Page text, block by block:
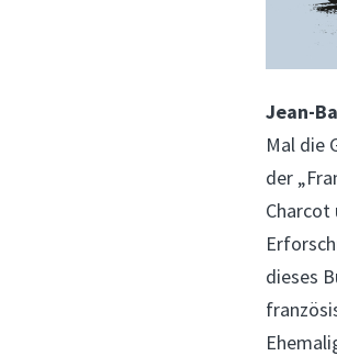
Jean-
Mal die
der
Charcot
dieses